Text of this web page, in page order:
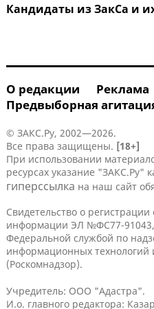
Кандидаты из ЗакСа и
О редакции
Реклама
Предвыборная
© ЗАКС.Ру, 2002—2026.
Все права защищены. [18+]
При использовании
ресурсах указание "ЗАКС.Ру"
гиперссылка на наш сайт
Свидетельство о регистрации
информации ЭЛ №ФС77-
Федеральной службой по
информационных технологий
(Роскомнадзор).
Учредитель: ООО "Адастра".
И.о. главного редактора: